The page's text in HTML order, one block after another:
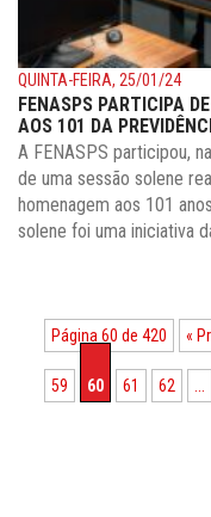
QUINTA-FEIRA, 25/01/24
FENASPS PARTICIPA
AOS 101 DA
A FENASPS participou,
de uma sessão solene
homenagem aos 101
solene foi uma iniciativa
Página 60 de 420 «
59 60 61 62